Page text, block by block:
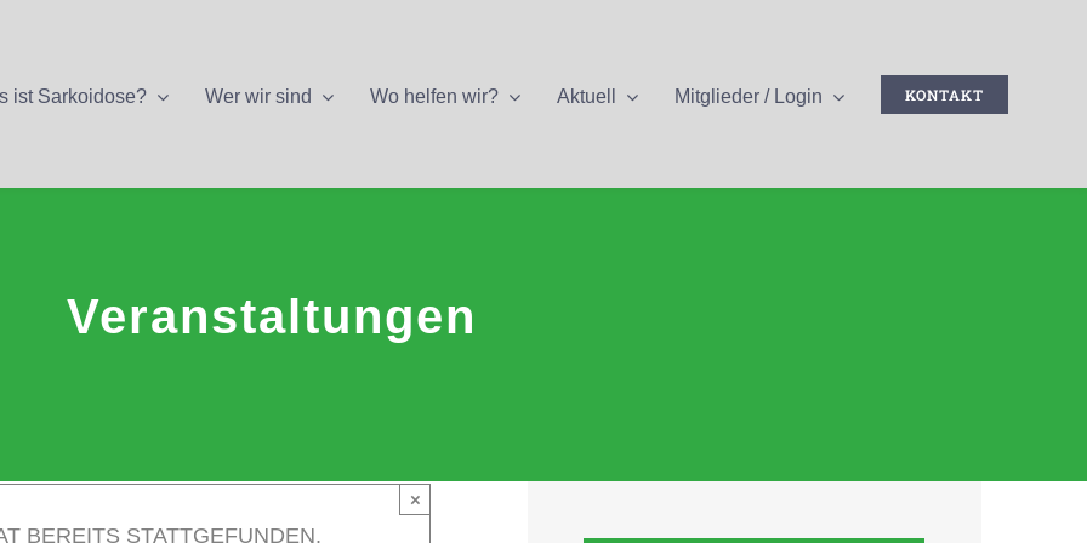
ist Sarkoidose? Wer wir sind Wo helfen wir? Aktuell Mitglieder / Login KONTAKT
Veranstaltungen
BEREITS STATTGEFUNDEN.
×